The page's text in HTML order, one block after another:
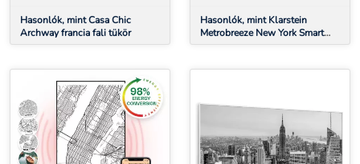
Hasonlók, mint Casa Chic
Archway francia fali tükör
Hasonlók, mint Klarstein
Metrobreeze New York Smart
12k, mobil klíma, 12000 BTU /
távirányító